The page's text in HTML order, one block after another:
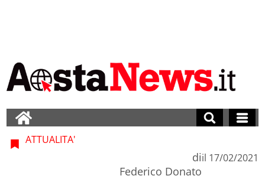
ATTUALITA'
di
Federico Donato
il 17/02/2021